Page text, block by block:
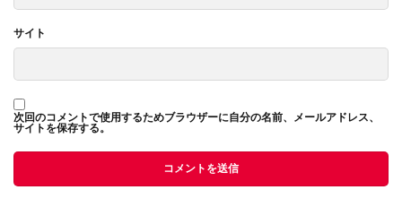
サイト
次回のコメントで使用するためブラウザーに自分の名前、メールアドレス、
サイトを保存する。